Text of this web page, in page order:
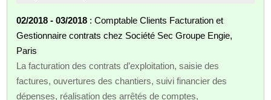
02/2018 - 03/2018 : Comptable Clients Facturation et
Gestionnaire contrats chez Société Sec Groupe Engie,
Paris
La facturation des contrats d’exploitation, saisie des
factures, ouvertures des chantiers, suivi financier des
dépenses, réalisation des arrêtés de comptes,